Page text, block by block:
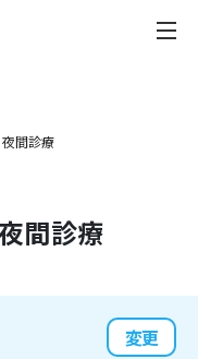
夜間診療
間診療
変更